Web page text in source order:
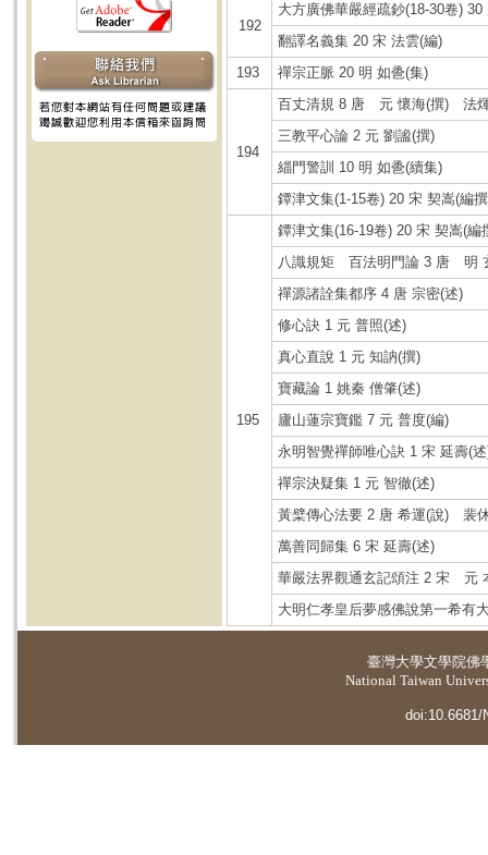
192
大方廣佛華嚴經疏鈔(18-30卷) 30
翻譯名義集 20 宋 法雲(編)
193
禪宗正脈 20 明 如巹(集)
194
百丈清規 8 唐 元 懷海(撰) 法
三教平心論 2 元 劉謐(撰)
緇門警訓 10 明 如巹(續集)
鐔津文集(1-15卷) 20 宋 契嵩(編
195
鐔津文集(16-19卷) 20 宋 契嵩(編
八識規矩 百法明門論 3 唐 明
禪源諸詮集都序 4 唐 宗密(述)
修心訣 1 元 普照(述)
真心直說 1 元 知訥(撰)
寶藏論 1 姚秦 僧肇(述)
廬山蓮宗寶鑑 7 元 普度(編)
永明智覺禪師唯心訣 1 宋 延壽(
禪宗決疑集 1 元 智徹(述)
黃檗傳心法要 2 唐 希運(說) 裴
萬善同歸集 6 宋 延壽(述)
華嚴法界觀通玄記頌注 2 宋
大明仁孝皇后夢感佛說第一希有
臺灣大學文學院佛
National Taiwan
doi:10.6681/